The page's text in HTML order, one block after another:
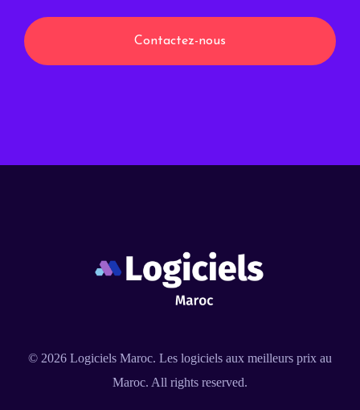
Contactez-nous
© 2026 Logiciels Maroc. Les logiciels aux meilleurs prix au
Maroc. All rights reserved.